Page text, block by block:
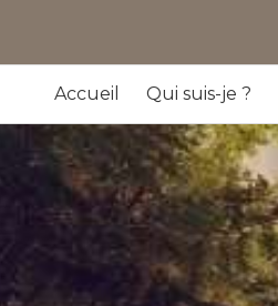
Accueil Qui suis-je ?